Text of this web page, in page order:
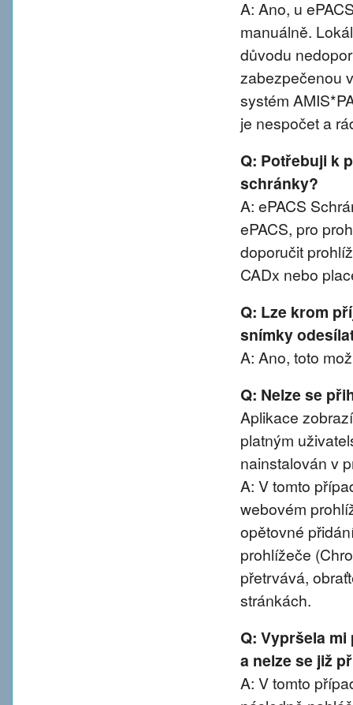
A: Ano, u
manuálně.
důvodu
zabezpečenou
systém
je nespočet a
Q: Potřebuji k
schránky?
A: ePACS
ePACS, pro
doporučit
CADx nebo
Q: Lze krom
snímky
A: Ano, toto
Q: Nelze se
Aplikace
platným
nainstalován v
A: V tomto
webovém
opětovné
prohlížeče
přetrvává,
stránkách.
Q: Vypršela
a nelze se již
A: V tomto